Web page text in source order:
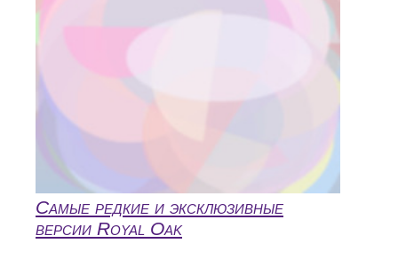
Самые редкие и эксклюзивные
версии Royal Oak